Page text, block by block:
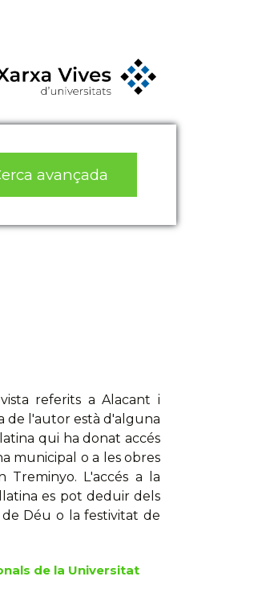
avançada
referits a Alacant i
de l'autor està d'alguna
qui ha donat accés
municipal o a les obres
Treminyo. L'accés a la
es pot deduir dels
de Déu o la festivitat de
de la Universitat